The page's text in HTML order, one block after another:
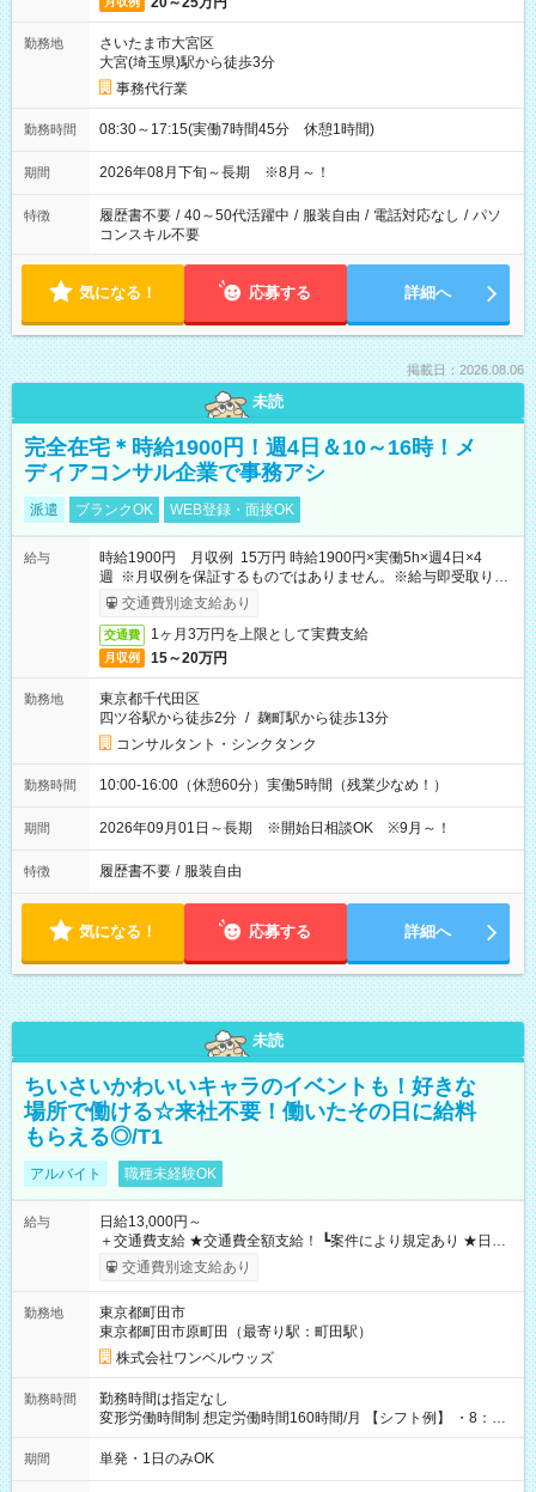
勤務地
さいたま市大宮区
大宮(埼玉県)駅から徒歩3分
事務代行業
勤務時間 08:30～17:15(実働7時間45分 休憩1時間)
期間 2026年08月下旬～長期 ※8月～！
特徴 履歴書不要 / 40～50代活躍中 / 服装自由 / 電話対応なし / パソ
コンスキル不要
気になる！ 応募する 詳細へ
掲載日：2026.08.06
未読
完全在宅＊時給1900円！週4日＆10～16時！メ
ディアコンサル企業で事務アシ
派遣 ブランクOK WEB登録・面接OK
給与
時給1900円 月収例 15万円 時給1900円×実働5h×週4日×4
週 ※月収例を保証するものではありません。※給与即受取りサ
ービス利用可（利用条件有）
交通費別途支給あり
交通費 1ヶ月3万円を上限として実費支給
月収例 15～20万円
勤務地
東京都千代田区
四ツ谷駅から徒歩2分 / 麹町駅から徒歩13分
コンサルタント・シンクタンク
勤務時間 10:00-16:00（休憩60分）実働5時間（残業少なめ！）
期間 2026年09月01日～長期 ※開始日相談OK ※9月～！
特徴 履歴書不要 / 服装自由
気になる！ 応募する 詳細へ
未読
ちいさいかわいいキャラのイベントも！好きな
場所で働ける☆来社不要！働いたその日に給料
もらえる◎/T1
アルバイト 職種未経験OK
給与
日給13,000円～
＋交通費支給 ★交通費全額支給！ ┗案件により規定あり ★日払
いOK！（規定あり） ┗働いたその日に現金GET♪ お仕事後はコ
ンビニATMから 日払い分を引き落とせます！ 【試用期間】試
交通費別途支給あり
勤務地
東京都町田市
東京都町田市原町田（最寄り駅：町田駅）
株式会社ワンベルウッズ
勤務時間
勤務時間は指定なし
変形労働時間制 想定労働時間160時間/月 【シフト例】 ・8：00
～21：00
期間 単発・1日のみOK